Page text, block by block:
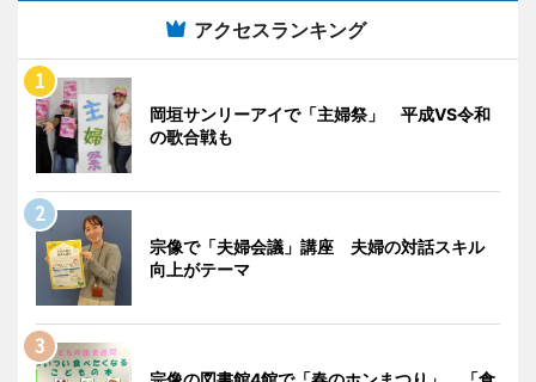
アクセスランキング
岡垣サンリーアイで「主婦祭」 平成VS令和
の歌合戦も
宗像で「夫婦会議」講座 夫婦の対話スキル
向上がテーマ